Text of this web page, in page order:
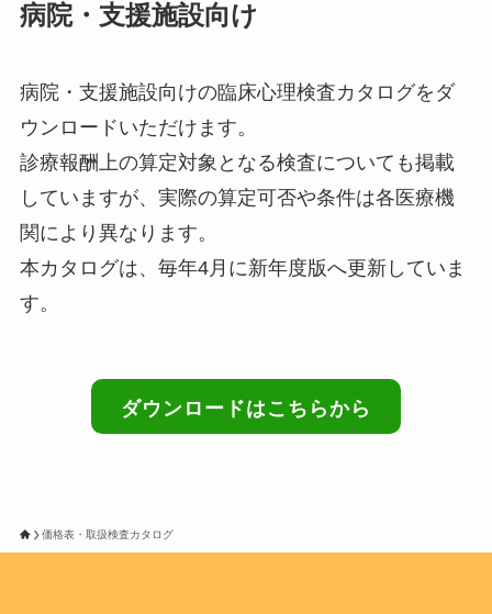
病院・支援施設向け
病院・支援施設向けの臨床心理検査カタログをダ
ウンロードいただけます。
診療報酬上の算定対象となる検査についても掲載
していますが、実際の算定可否や条件は各医療機
関により異なります。
本カタログは、毎年4月に新年度版へ更新していま
す。
ダウンロードはこちらから
価格表・取扱検査カタログ